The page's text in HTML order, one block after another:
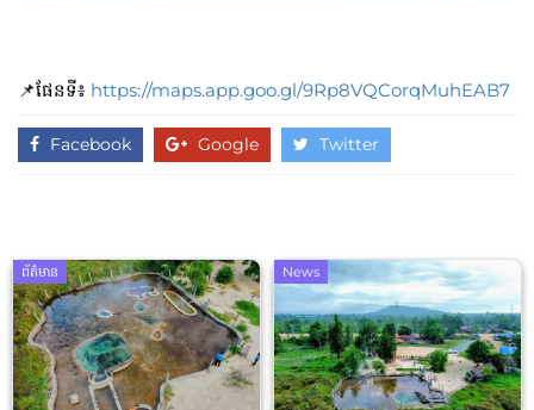
📌ផែនទី៖ https://maps.app.goo.gl/9Rp8VQCorqMuhEAB7
Facebook Google Twitter
ព័ត៌មាន News